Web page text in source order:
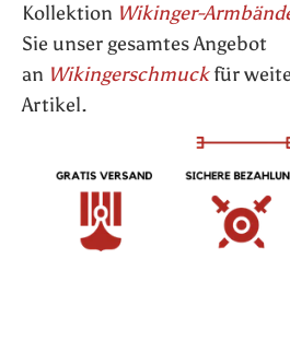
Kollektion Wikinger-
Sie unser gesamtes Angebot
an Wikingerschmuckfür
Artikel.